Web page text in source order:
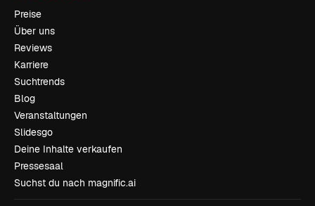
Preise
Über uns
Reviews
Karriere
Suchtrends
Blog
Veranstaltungen
Slidesgo
Deine Inhalte verkaufen
Pressesaal
Suchst du nach magnific.ai